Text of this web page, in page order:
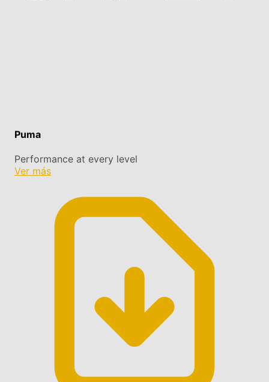
Puma
Performance at every level
Ver más